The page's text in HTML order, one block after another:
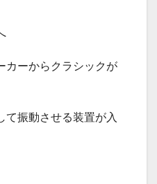
カーからクラシックが
て振動させる装置が入